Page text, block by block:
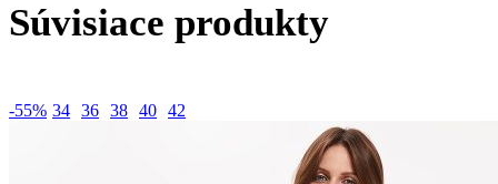
Súvisiace produkty
-55% 34 36 38 40 42